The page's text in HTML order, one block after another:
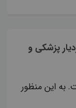
پزشکی و
به این منظور